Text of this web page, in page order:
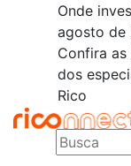
Onde
agosto de
Confira
dos
Rico